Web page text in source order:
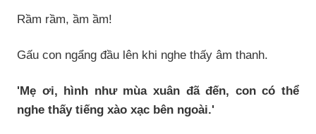
Rầm rầm, ầm ầm!
Gấu con ngẩng đầu lên khi nghe thấy âm thanh.
'Mẹ ơi, hình như mùa xuân đã đến, con có thể
nghe thấy tiếng xào xạc bên ngoài.'